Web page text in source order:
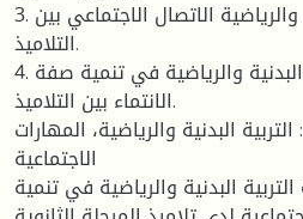
3. تعزز حصة التربية البدنية والرياضية الاتصال الاجتماعي بين
التلاميذ.
4. تسهم حصة التربية البدنية والرياضية في تنمية صفة
الانتماء بين التلاميذ.
البدنية والرياضية، المهارات
الاجتماعية
البدنية والرياضية في تنمية